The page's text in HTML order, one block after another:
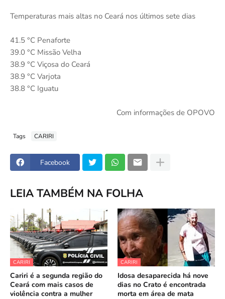
Temperaturas mais altas no Ceará nos últimos sete dias
41.5 °C Penaforte
39.0 °C Missão Velha
38.9 °C Viçosa do Ceará
38.9 °C Varjota
38.8 °C Iguatu
Com informações de OPOVO
Tags CARIRI
Facebook
LEIA TAMBÉM NA FOLHA
CARIRI
Cariri é a segunda região do
Ceará com mais casos de
violência contra a mulher
CARIRI
Idosa desaparecida há nove
dias no Crato é encontrada
morta em área de mata